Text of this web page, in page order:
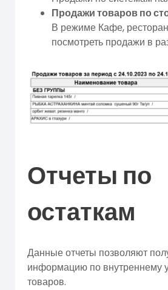
Продажи товаров по
В режиме Кафе,
посмотреть продажи в
Отчеты по
остаткам
Данные отчеты позволяют
информацию по внутреннему
товаров.